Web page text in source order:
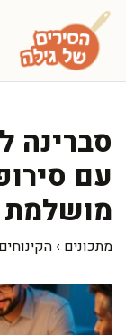
לדלג
לתוכן
סברינה
עם
מושלמת
מתכונים ›